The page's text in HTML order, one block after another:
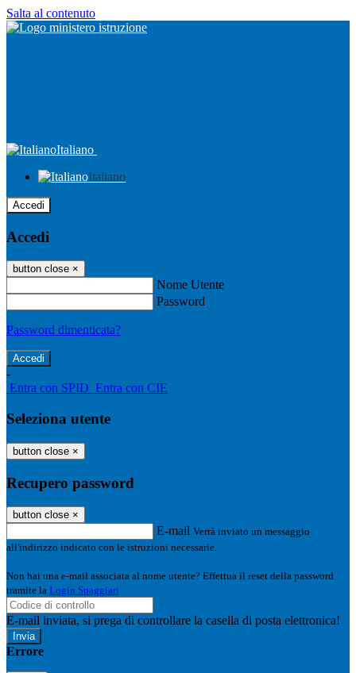
Salta al contenuto
Italiano
Italiano
Accedi
Accedi
button close ×
Nome Utente
Password
Password dimenticata?
-
Entra con SPID Entra con CIE
Seleziona utente
button close ×
Recupero password
button close ×
E-mail Verrà inviato un messaggio
all'indirizzo indicato con le istruzioni necessarie.
Non hai una e-mail associata al nome utente? Effettua il reset della password
tramite la Login Spaggiari
E-mail inviata, si prega di controllare la casella di posta elettronica!
Errore